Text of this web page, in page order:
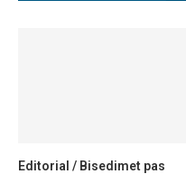
Editorial / Bisedimet pas